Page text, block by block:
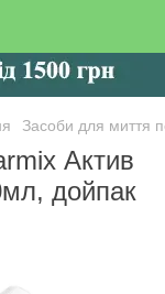
Засоби для миття
Актив
дойпак